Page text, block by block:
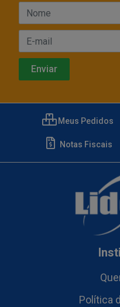
Meus Pedidos
Notas Fiscais
Política